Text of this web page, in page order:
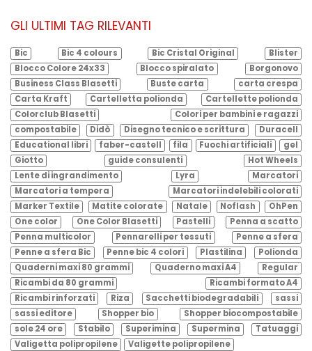
GLI ULTIMI TAG RILEVANTI
Bic Bic 4 colours Bic Cristal Original
Blister
Blocco Colore 24x33
Blocco spiralato
Borgonovo
Business Class Blasetti
Buste carta
carta crespa
Carta Kraft
Cartelletta polionda
Cartellette polionda
Colorclub Blasetti
Colori per bambini e ragazzi
compostabile
Didò Disegno tecnico e scrittura
Duracell
Educational libri
faber-castell fila Fuochi artificiali
gel
Giotto
guide consulenti
Hot Wheels
Lente di ingrandimento
Lyra
Marcatori
Marcatori a tempera
Marcatori indelebili colorati
Marker Textile
Matite colorate Natale Noflash
OhPen
One color
One Color Blasetti Pastelli
Penna a scatto
Penna multicolor
Pennarelli per tessuti
Penne a sfera
Penne a sfera Bic
Penne bic 4 colori Plastilina
Polionda
Quaderni maxi 80 grammi
Quaderno maxi A4
Regular
Ricambi da 80 grammi
Ricambi formato A4
Ricambi rinforzati
Riza Sacchetti biodegradabili
sassi
sassi editore
Shopper bio
Shopper biocompostabile
sole 24 ore
Stabilo Superimina Supermina
Tatuaggi
Valigetta polipropilene
Valigette polipropilene